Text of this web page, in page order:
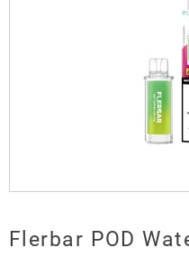
Flerbar POD